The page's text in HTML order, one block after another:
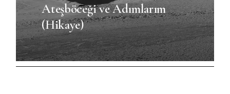
Ateşböceği ve Adımlarım
(Hikaye)